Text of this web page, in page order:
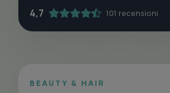
4,7
101 recensioni
BEAUTY & HAIR